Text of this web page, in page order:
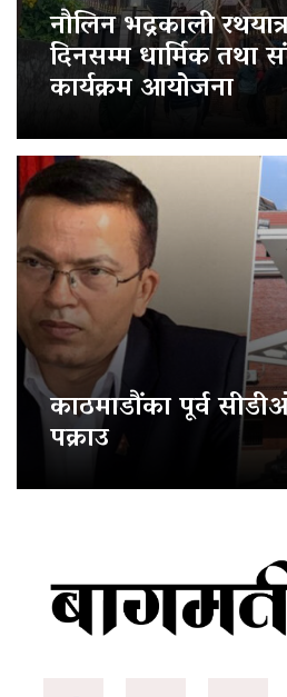
नौलिन भद्रकाली
दिनसम्म धार्मिक तथा
कार्यक्रम आयोजना
काठमाडौंका पूर्व
पक्राउ